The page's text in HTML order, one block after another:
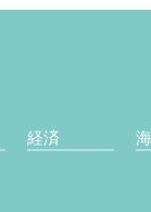
経済